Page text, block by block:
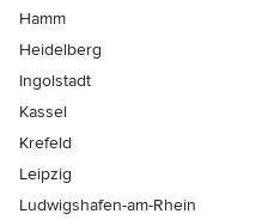
Hamm
Heidelberg
Ingolstadt
Kassel
Krefeld
Leipzig
Ludwigshafen-am-Rhein